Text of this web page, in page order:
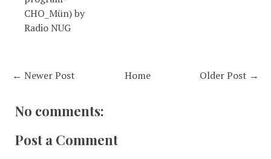
CHO_Mün) by
Radio NUG
← Newer Post Older Post →
Home
No comments:
Post a Comment